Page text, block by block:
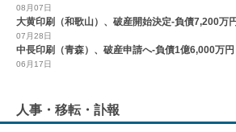
08月07日
大黄印刷（和歌山）、破産開始決定-負債7,200万
07月28日
中長印刷（青森）、破産申請へ-負債1億6,000万円
06月17日
人事・移転・訃報